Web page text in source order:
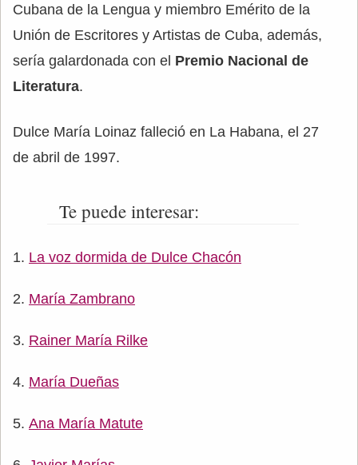
Cubana de la Lengua y miembro Emérito de la
Unión de Escritores y Artistas de Cuba, además,
sería galardonada con el Premio Nacional de
Literatura.
Dulce María Loinaz falleció en La Habana, el 27
de abril de 1997.
Te puede interesar:
La voz dormida de Dulce Chacón
María Zambrano
Rainer María Rilke
María Dueñas
Ana María Matute